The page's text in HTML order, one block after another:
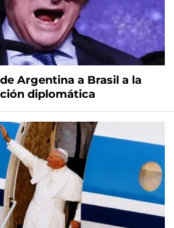
Argentina a Brasil a la
diplomática